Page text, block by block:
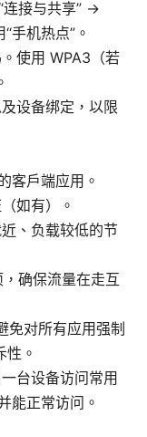
接与共享” ->
手机热点”。
使用 WPA3（若
设备绑定，以限
客户端应用。
如有）。
、负载较低的节
确保流量在走互
免对所有应用强制
。
台设备访问常用
能正常访问。